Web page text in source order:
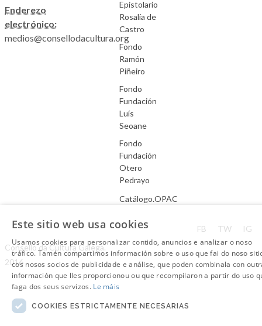
Enderezo
electrónico:
medios@consellodacultura.org
Epistolario
Rosalía de
Castro
Fondo
Ramón
Piñeiro
Fondo
Fundación
Luís
Seoane
Fondo
Fundación
Otero
Pedrayo
Catálogo.OPAC
Aviso Legal
Consello da Cultura Galega.
2016
FB TW IG
Este sitio web usa cookies
Usamos cookies para personalizar contido, anuncios e analizar o noso
tráfico. Tamén compartimos información sobre o uso que fai do noso
cos nosos socios de publicidade e análise, que poden combinala con
información que lles proporcionou ou que recompilaron a partir do uso
faga dos seus servizos. Le máis
COOKIES ESTRICTAMENTE NECESARIAS